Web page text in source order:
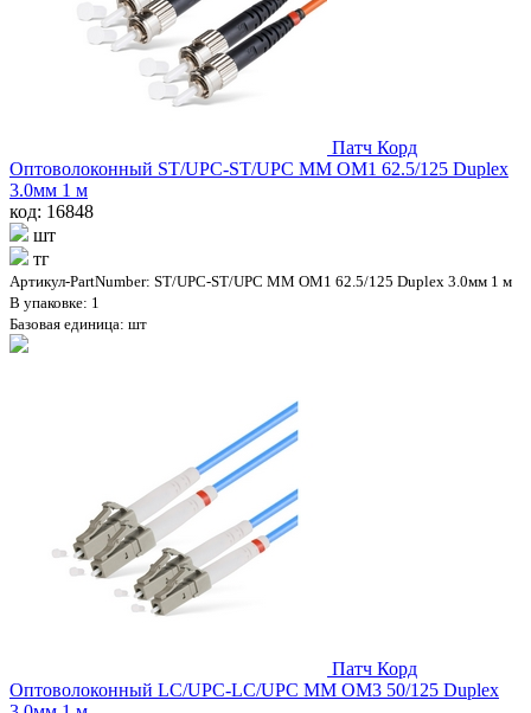
Патч Корд
Оптоволоконный ST/UPC-ST/UPC MM OM1 62.5/125 Duplex
3.0мм 1 м
код: 16848
шт
тг
Артикул-PartNumber: ST/UPC-ST/UPC MM OM1 62.5/125 Duplex 3.0мм 1 м
В упаковке: 1
Базовая единица: шт
Патч Корд
Оптоволоконный LC/UPC-LC/UPC MM OM3 50/125 Duplex